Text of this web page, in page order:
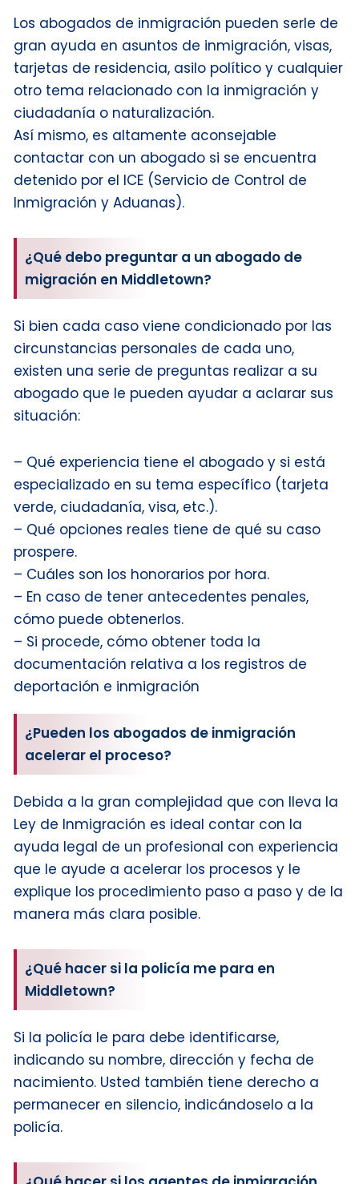
Los abogados de inmigración pueden serle de
gran ayuda en asuntos de inmigración, visas,
tarjetas de residencia, asilo político y cualquier
otro tema relacionado con la inmigración y
ciudadanía o naturalización.
Así mismo, es altamente aconsejable
contactar con un abogado si se encuentra
detenido por el ICE (Servicio de Control de
Inmigración y Aduanas).
¿Qué debo preguntar a un abogado de
migración en Middletown?
Si bien cada caso viene condicionado por las
circunstancias personales de cada uno,
existen una serie de preguntas realizar a su
abogado que le pueden ayudar a aclarar sus
situación:
– Qué experiencia tiene el abogado y si está
especializado en su tema específico (tarjeta
verde, ciudadanía, visa, etc.).
– Qué opciones reales tiene de qué su caso
prospere.
– Cuáles son los honorarios por hora.
– En caso de tener antecedentes penales,
cómo puede obtenerlos.
– Si procede, cómo obtener toda la
documentación relativa a los registros de
deportación e inmigración
¿Pueden los abogados de inmigración
acelerar el proceso?
Debida a la gran complejidad que con lleva la
Ley de Inmigración es ideal contar con la
ayuda legal de un profesional con experiencia
que le ayude a acelerar los procesos y le
explique los procedimiento paso a paso y de la
manera más clara posible.
¿Qué hacer si la policía me para en
Middletown?
Si la policía le para debe identificarse,
indicando su nombre, dirección y fecha de
nacimiento. Usted también tiene derecho a
permanecer en silencio, indicándoselo a la
policía.